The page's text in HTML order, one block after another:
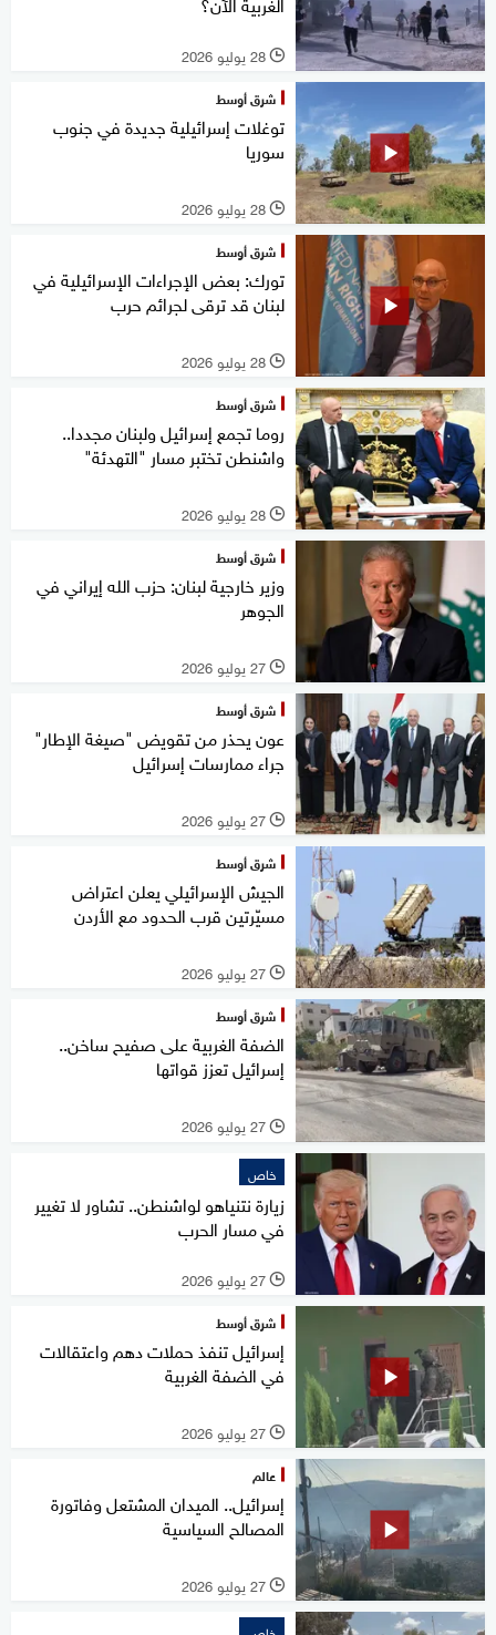
l 28 يوليو 2026
شرق أوسط
توغلات إسرائيلية جديدة في جنوب
سوريا
l 28 يوليو 2026
شرق أوسط
تورك: بعض الإجراءات الإسرائيلية في
لبنان قد ترقى لجرائم حرب
l 28 يوليو 2026
شرق أوسط
روما تجمع إسرائيل ولبنان مجددا..
واشنطن تختبر مسار "التهدئة"
l 28 يوليو 2026
شرق أوسط
وزير خارجية لبنان: حزب الله إيراني في
الجوهر
l 27 يوليو 2026
شرق أوسط
عون يحذر من تقويض "صيغة الإطار"
جراء ممارسات إسرائيل
l 27 يوليو 2026
شرق أوسط
الجيش الإسرائيلي يعلن اعتراض
مسيّرتين قرب الحدود مع الأردن
l 27 يوليو 2026
شرق أوسط
الضفة الغربية على صفيح ساخن..
إسرائيل تعزز قواتها
l 27 يوليو 2026
خاص
زيارة نتنياهو لواشنطن.. تشاور لا تغيير
في مسار الحرب
l 27 يوليو 2026
شرق أوسط
إسرائيل تنفذ حملات دهم واعتقالات
في الضفة الغربية
l 27 يوليو 2026
عالم
إسرائيل.. الميدان المشتعل وفاتورة
المصالح السياسية
l 27 يوليو 2026
خاص